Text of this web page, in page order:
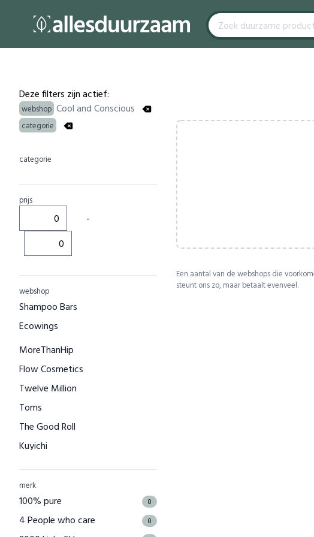
Filters
Deze filters zijn actief:
webshop Cool and Conscious
categorie
categorie
prijs
-
webshop
Shampoo Bars
Ecowings
MoreThanHip
Flow Cosmetics
Twelve Million
Toms
The Good Roll
Kuyichi
Bamigo
CAYBOO
Green Jump
merk
100% pure 0
4 People who care 0
Een aantal van de webshops die
steunt ons zo, maar betaalt evenveel.